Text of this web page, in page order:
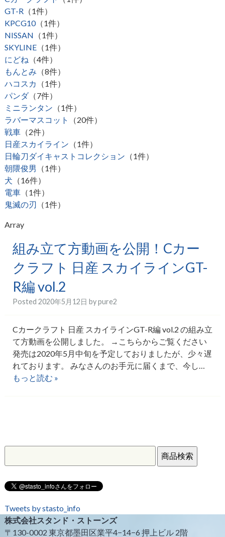
GT-R （1件）
KPCG10（1件）
NISSAN （1件）
SKYLINE（1件）
にどね （4件）
もんとみ （8件）
ハコスカ
（1件）
パンダ（7件）
ミニランタン （1件）
ラバーマスコット
（20件）
戦車 （2件）
日産スカイライン （1件）
日輪刀ダイキャストコレクション （1件）
朝隈俊男
（1件）
犬 （16件）
電車 （1件）
鬼滅の刃 （1件）
Array
組み立て方動画を公開！Cカー
クラフト 日産 スカイラインGT-
R編 vol.2
Posted 2020年5月12日 bypure2
Cカークラフト 日産 スカイラインGT-R編 vol.2 の組み立
て方動画を公開しました。 →こちらからご覧ください
発売は2020年5月中旬を予定しておりましたが、少々遅
れております。 みなさんのお手元に届くまで、今し…
もっと読む »
Tweets by stasto_info
株式会社スタンド・ストーンズ
〒130-0002 東京都墨田区業平4−14−6 押上ビル 2階